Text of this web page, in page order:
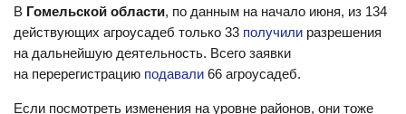
В Гомельской области, по данным на начало июня, из 134
действующих агроусадеб только 33 получили разрешения
на дальнейшую деятельность. Всего заявки
на перерегистрацию подавали 66 агроусадеб.
Если посмотреть изменения на уровне районов, они тоже